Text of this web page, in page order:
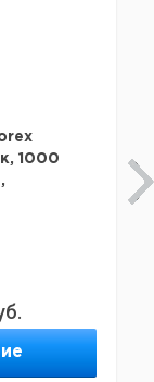
1000